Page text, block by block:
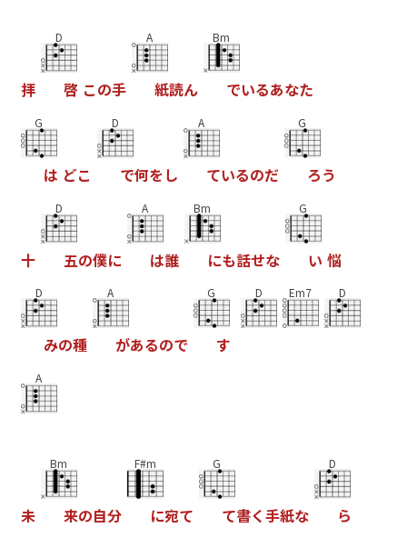
拝
D
啓 この手
A
紙読ん
Bm
でいるあなた
G
は どこ
D
で何をし
A
ているのだ
G
ろう
十
D
五の僕に
A
は誰
Bm
にも話せな
G
い 悩
D
みの種
A
があるので
G
す
D Em7 D
A
未
Bm
来の自分
F#m
に宛て
G
て書く手紙な
D
ら